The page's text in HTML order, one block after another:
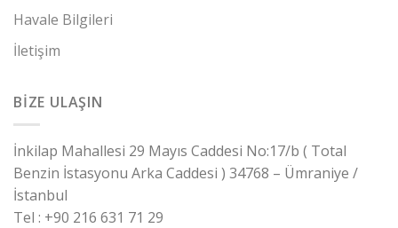
Havale Bilgileri
İletişim
BİZE ULAŞIN
İnkilap Mahallesi 29 Mayıs Caddesi No:17/b ( Total
Benzin İstasyonu Arka Caddesi ) 34768 – Ümraniye /
İstanbul
Tel : +90 216 631 71 29